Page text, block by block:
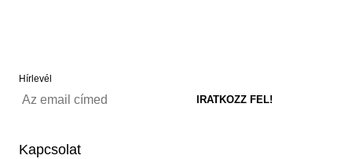
Hírlevél
Kapcsolat